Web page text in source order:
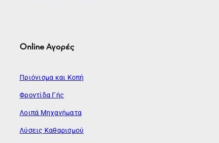
Online Αγορές
Πριόνισμα και Κοπή
Φροντίδα Γής
Λοιπά Μηχανήματα
Λύσεις Καθαρισμού